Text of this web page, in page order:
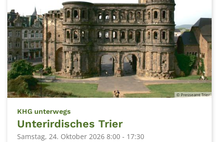
© Presseamt Trier
KHG unterwegs
Unterirdisches Trier
Samstag, 24. Oktober 2026 8:00 - 17:30